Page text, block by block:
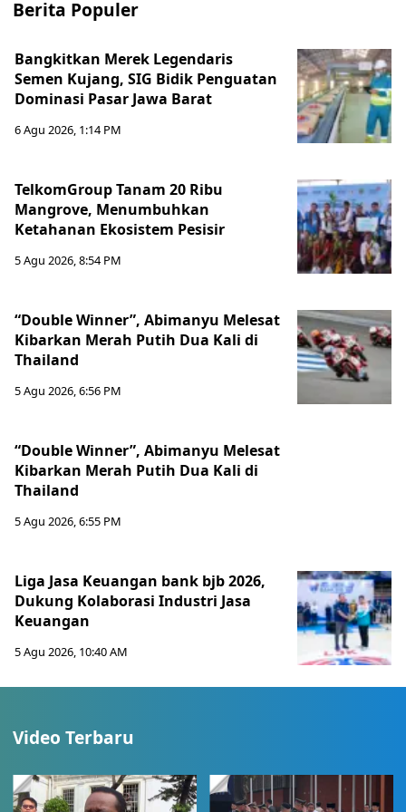
Berita Populer
Bangkitkan Merek Legendaris
Semen Kujang, SIG Bidik Penguatan
Dominasi Pasar Jawa Barat
6 Agu 2026, 1:14 PM
TelkomGroup Tanam 20 Ribu
Mangrove, Menumbuhkan
Ketahanan Ekosistem Pesisir
5 Agu 2026, 8:54 PM
“Double Winner”, Abimanyu Melesat
Kibarkan Merah Putih Dua Kali di
Thailand
5 Agu 2026, 6:56 PM
“Double Winner”, Abimanyu Melesat
Kibarkan Merah Putih Dua Kali di
Thailand
5 Agu 2026, 6:55 PM
Liga Jasa Keuangan bank bjb 2026,
Dukung Kolaborasi Industri Jasa
Keuangan
5 Agu 2026, 10:40 AM
Video Terbaru